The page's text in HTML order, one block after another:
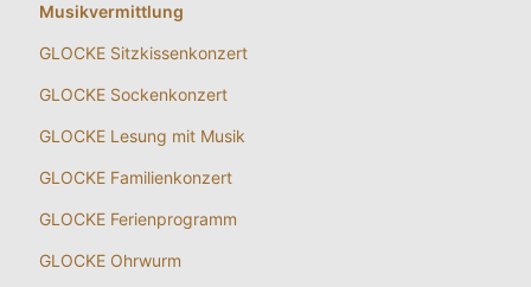
Musikvermittlung
GLOCKE Sitzkissenkonzert
GLOCKE Sockenkonzert
GLOCKE Lesung mit Musik
GLOCKE Familienkonzert
GLOCKE Ferienprogramm
GLOCKE Ohrwurm